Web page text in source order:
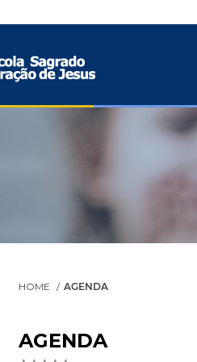
HOME AGENDA
AGENDA